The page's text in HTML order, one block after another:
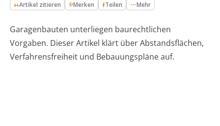
Artikel zitieren Merken Teilen Mehr
Garagenbauten unterliegen baurechtlichen
Vorgaben. Dieser Artikel klärt über Abstandsflächen,
Verfahrensfreiheit und Bebauungspläne auf.